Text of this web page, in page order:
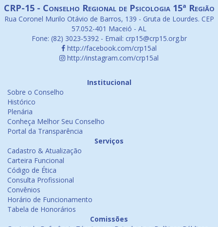
CRP-15 - Conselho Regional de Psicologia 15ª Região
Rua Coronel Murilo Otávio de Barros, 139 - Gruta de Lourdes. CEP
57.052-401 Maceió - AL
Fone: (82) 3023-5392 - Email: crp15@crp15.org.br
http://facebook.com/crp15al
http://instagram.com/crp15al
Institucional
Sobre o Conselho
Histórico
Plenária
Conheça Melhor Seu Conselho
Portal da Transparência
Serviços
Cadastro & Atualização
Carteira Funcional
Código de Ética
Consulta Profissional
Convênios
Horário de Funcionamento
Tabela de Honorários
Comissões